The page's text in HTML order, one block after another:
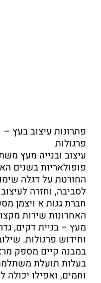
פתרונות עיצוב בעץ –
פרגולות
עיצוב ובנייה מעץ
פופולאריות בשנים
החורטת על דגלה
לסביבה, וחזרה
חברת גגות א ויצמן
האחרונות שירות
מעץ – בניית דקים,
וחידוש פרגולות.
במבנה קיים מספק
בעלות תועלת
וחמים, ואפילו